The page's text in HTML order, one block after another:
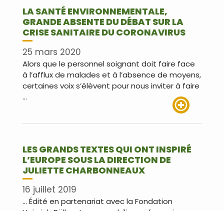
LA SANTÉ ENVIRONNEMENTALE,
GRANDE ABSENTE DU DÉBAT SUR LA
CRISE SANITAIRE DU CORONAVIRUS
25 mars 2020
Alors que le personnel soignant doit faire face
à l’afflux de malades et à l’absence de moyens,
certaines voix s’élèvent pour nous inviter à faire
…
LES GRANDS TEXTES QUI ONT INSPIRÉ
L’EUROPE SOUS LA DIRECTION DE
JULIETTE CHARBONNEAUX
16 juillet 2019
… Édité en partenariat avec la Fondation